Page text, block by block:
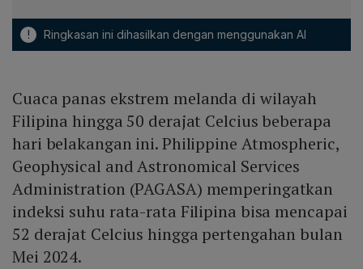
! Ringkasan ini dihasilkan dengan menggunakan AI
Cuaca panas ekstrem melanda di wilayah
Filipina hingga 50 derajat Celcius beberapa
hari belakangan ini. Philippine Atmospheric,
Geophysical and Astronomical Services
Administration (PAGASA) memperingatkan
indeksi suhu rata-rata Filipina bisa mencapai
52 derajat Celcius hingga pertengahan bulan
Mei 2024.